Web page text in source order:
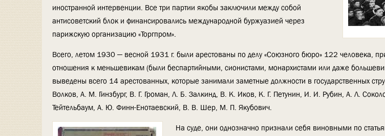
иностранной интервенции. Все три партии якобы заключили между собой
антисоветский блок и финансировались международной буржуазией через
парижскую организацию «Торгпром».
Всего, летом 1930 — весной 1931 г. были арестованы по делу «Союзного бюро» 122 человека,
отношения к меньшевикам (были беспартийными, сионистами, монархистами или даже
выведены всего 14 арестованных, которые занимали заметные должности в государственных
Волков, А. М. Гинзбург, В. Г. Громан, Л. Б. Залкинд, В. К. Иков, К. Г. Петунин, И. И. Рубин, А. Л.
Тейтельбаум, А. Ю. Финн-Енотаевский, В. В. Шер, М. П. Якубович.
На суде, они однозначно признали себя виновными по